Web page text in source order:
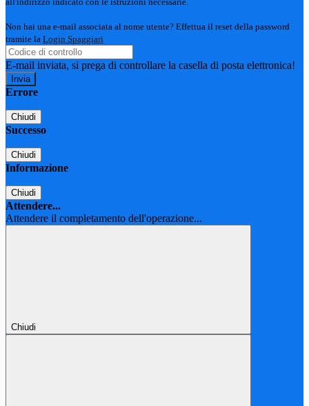
Non hai una e-mail associata al nome utente? Effettua il reset della password
tramite la Login Spaggiari
E-mail inviata, si prega di controllare la casella di posta elettronica!
Errore
Chiudi
Successo
Chiudi
Informazione
Chiudi
Attendere...
Attendere il completamento dell'operazione...
Chiudi